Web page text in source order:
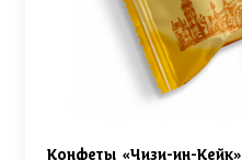
Конфеты «Чизи-ин-Кейк»